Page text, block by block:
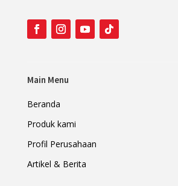
Main Menu
Beranda
Produk kami
Profil Perusahaan
Artikel & Berita